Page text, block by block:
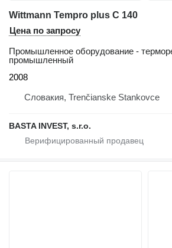
Wittmann Tempro plus C 140
Цена по запросу
Промышленное оборудование -
промышленный
2008
Словакия, Trenčianske Stankovce
BASTA INVEST, s.r.o.